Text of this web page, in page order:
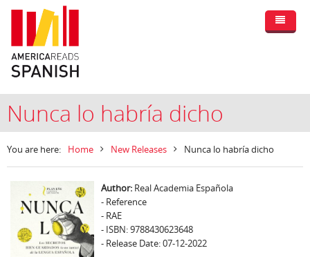
Nunca lo habría dicho
You are here: Home New Releases Nunca lo habría dicho
Author:Real Academia Española
- Reference
- RAE
- ISBN: 9788430623648
- Release Date: 07-12-2022